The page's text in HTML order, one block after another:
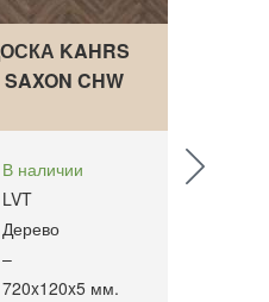
KAHRS
CHW
В наличии
LVT
Дерево
–
720x120x5 мм.